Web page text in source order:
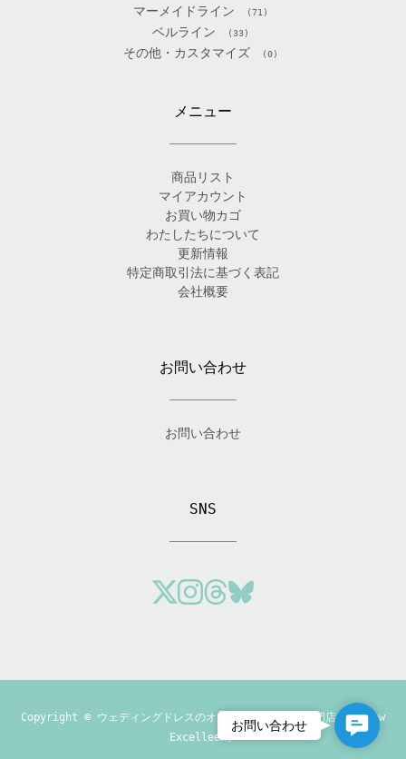
マーメイドライン (71)
ベルライン (33)
その他・カスタマイズ (0)
メニュー
商品リスト
マイアカウント
お買い物カゴ
わたしたちについて
更新情報
特定商取引法に基づく表記
会社概要
お問い合わせ
お問い合わせ
SNS
Copyright © ウェディングドレスのオーダーメイド制作専門店「Andrew
Excelleen」
Contact
お問い合わせ